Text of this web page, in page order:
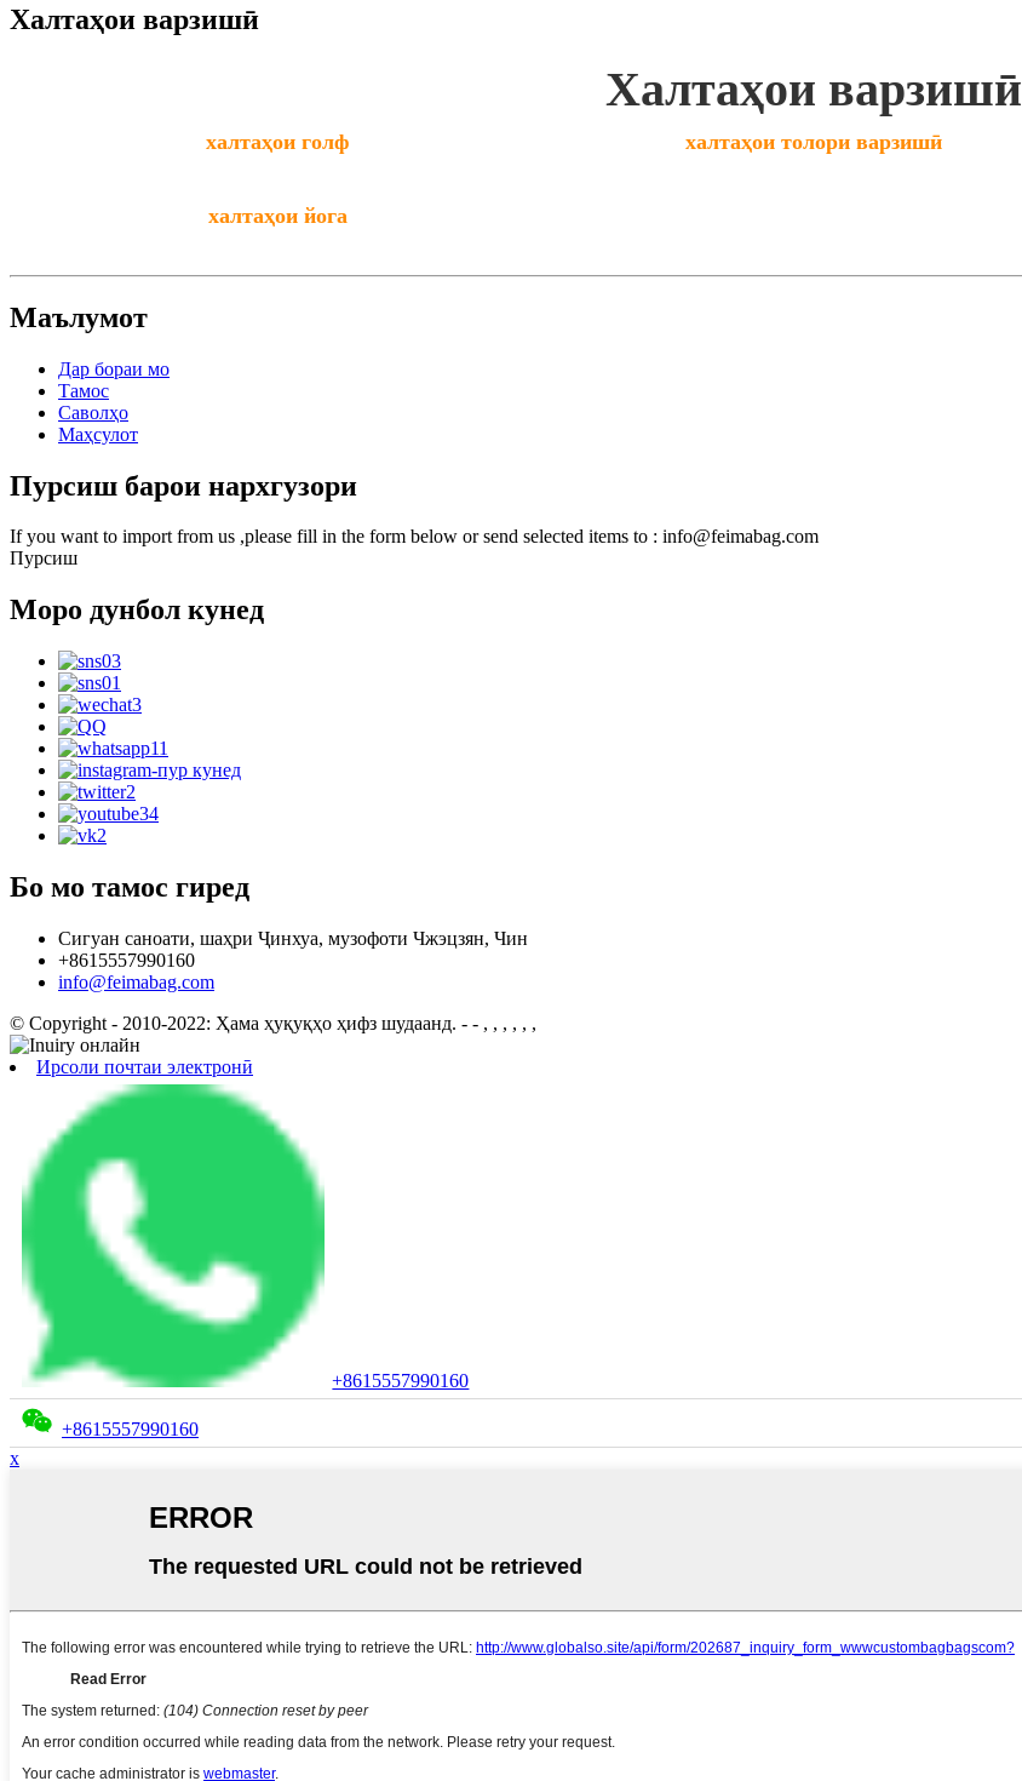
Халтаҳои варзишӣ
Халтаҳои варзишӣ
халтаҳои голф халтаҳои толори варзишӣ
халтаҳои йога
Маълумот
Дар бораи мо
Тамос
Саволҳо
Маҳсулот
Пурсиш барои нархгузори
If you want to import from us ,please fill in the form below or send selected items to : info@feimabag.com
Пурсиш
Моро дунбол кунед
Бо мо тамос гиред
Сигуан саноати, шаҳри Ҷинхуа, музофоти Чжэцзян, Чин
+8615557990160
info@feimabag.com
© Copyright - 2010-2022: Ҳама ҳуқуқҳо ҳифз шудаанд. - - , , , , , ,
Ирсоли почтаи электронӣ
+8615557990160
+8615557990160
x